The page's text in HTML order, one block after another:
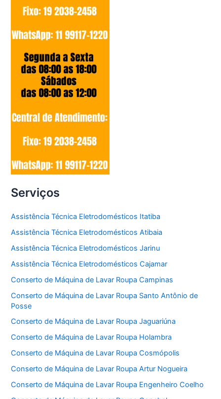
Serviços
Assistência Técnica Eletrodomésticos Itatiba
Assistência Técnica Eletrodomésticos Atibaia
Assistência Técnica Eletrodomésticos Jarinu
Assistência Técnica Eletrodomésticos Cajamar
Conserto de Máquina de Lavar Roupa Campinas
Conserto de Máquina de Lavar Roupa Santo Antônio de
Posse
Conserto de Máquina de Lavar Roupa Jaguariúna
Conserto de Máquina de Lavar Roupa Holambra
Conserto de Máquina de Lavar Roupa Cosmópolis
Conserto de Máquina de Lavar Roupa Artur Nogueira
Conserto de Máquina de Lavar Roupa Engenheiro Coelho